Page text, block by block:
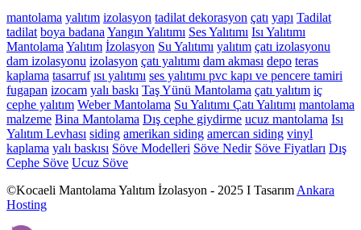
mantolama yalıtım izolasyon tadilatdekorasyon çatı yapı Tadilat
tadilat boya badanaYangın Yalıtımı Ses Yalıtımı Isı Yalıtımı
MantolamaYalıtım İzolasyon Su Yalıtımı yalıtım çatı izolasyonu
dam izolasyonu izolasyon çatı yalıtımı dam akması depo teras
kaplama tasarruf ısı yalıtımı ses yalıtımı pvc kapı ve pencere tamiri
fugapan izocam yalı baskı Taş Yünü Mantolama çatı yalıtım iç
cephe yalıtım Weber Mantolama Su Yalıtımı Çatı Yalıtımı mantolama
malzeme Bina Mantolama Dış cephe giydirme ucuz mantolama Isı
Yalıtım Levhası siding amerikan siding amercan siding vinyl
kaplama yalı baskısı Söve Modelleri Söve Nedir Söve Fiyatları Dış
Cephe Söve Ucuz Söve
©Kocaeli Mantolama Yalıtım İzolasyon - 2025 I TasarımAnkara
Hosting